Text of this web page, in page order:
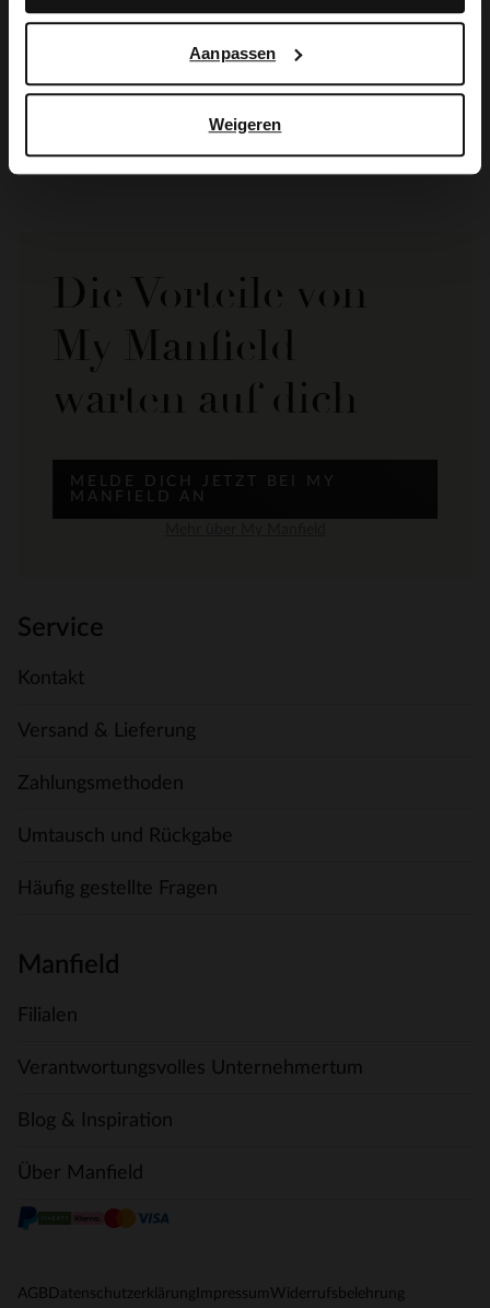
Aanpassen
Weigeren
Taupefarbene Veloursleder-Sneaker
130.00
65.00 129.99
Die Vorteile von
My Manfield
warten auf dich
MELDE DICH JETZT BEI MY
MANFIELD AN
Service
Kontakt
Versand & Lieferung
Zahlungsmethoden
Umtausch und Rückgabe
Häufig gestellte Fragen
Manfield
Filialen
Verantwortungsvolles Unternehmertum
Blog & Inspiration
Über Manfield
AGB Datenschutzerklärung Impressum Widerrufsbelehrung